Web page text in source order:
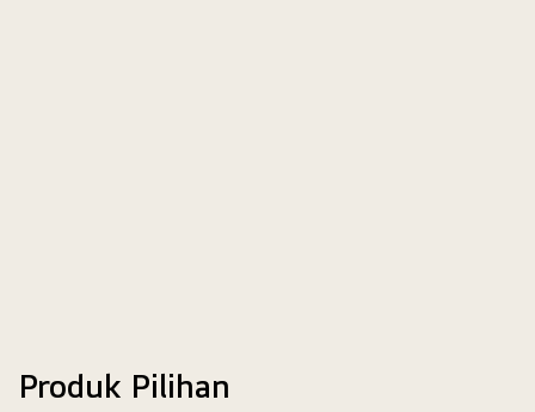
Produk Pilihan